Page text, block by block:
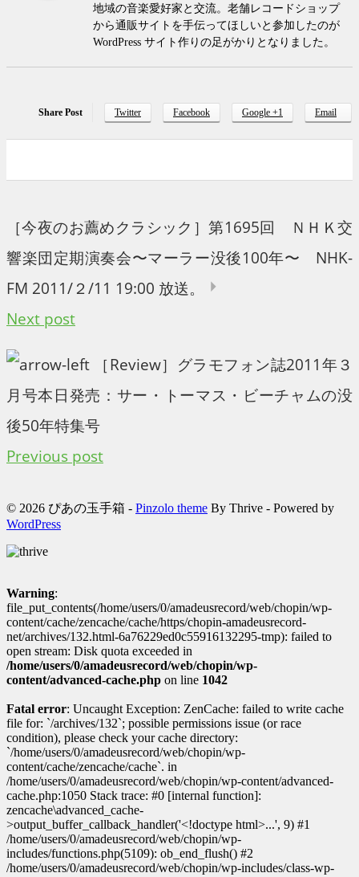
地域の音楽愛好家と交流。老舗レコードショップ
から通販サイトを手伝ってほしいと参加したのが
WordPress サイト作りの足がかりとなりました。
Share Post Twitter Facebook Google +1 Email
［今夜のお薦めクラシック］第1695回 ＮＨＫ交
響楽団定期演奏会〜マーラー没後100年〜 NHK-
FM 2011/２/11 19:00 放送。
Next post
［Review］グラモフォン誌2011年３
月号本日発売：サー・トーマス・ビーチャムの没
後50年特集号
Previous post
© 2026 ぴあの玉手箱 - Pinzolo theme By Thrive - Powered by
WordPress
Warning:
file_put_contents(/home/users/0/amadeusrecord/web/chopin/wp-
content/cache/zencache/cache/https/chopin-amadeusrecord-
net/archives/132.html-6a76229ed0c55916132295-tmp): failed to
open stream: Disk quota exceeded in
/home/users/0/amadeusrecord/web/chopin/wp-
content/advanced-cache.php on line 1042
Fatal error: Uncaught Exception: ZenCache: failed to write cache
file for: `/archives/132`; possible permissions issue (or race
condition), please check your cache directory:
`/home/users/0/amadeusrecord/web/chopin/wp-
content/cache/zencache/cache`. in
/home/users/0/amadeusrecord/web/chopin/wp-content/advanced-
cache.php:1050 Stack trace: #0 [internal function]:
zencache\advanced_cache-
>output_buffer_callback_handler('<!doctype html>...', 9) #1
/home/users/0/amadeusrecord/web/chopin/wp-
includes/functions.php(5109): ob_end_flush() #2
/home/users/0/amadeusrecord/web/chopin/wp-includes/class-wp-